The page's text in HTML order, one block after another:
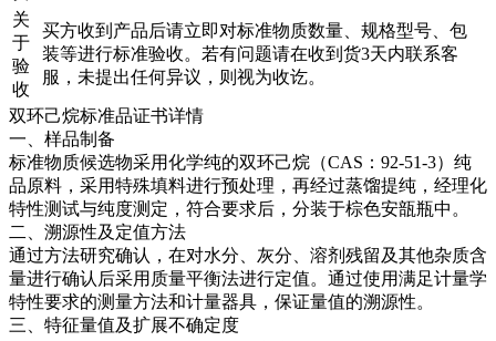
关
于
验
收
买方收到产品后请立即对标准物质数量、规格型号、包
装等进行标准验收。若有问题请在收到货3天内联系客
服，未提出任何异议，则视为收讫。
双环己烷标准品证书详情
一、样品制备
标准物质候选物采用化学纯的双环己烷（CAS：92-51-3）纯
品原料，采用特殊填料进行预处理，再经过蒸馏提纯，经理化
特性测试与纯度测定，符合要求后，分装于棕色安瓿瓶中。
二、溯源性及定值方法
通过方法研究确认，在对水分、灰分、溶剂残留及其他杂质含
量进行确认后采用质量平衡法进行定值。通过使用满足计量学
特性要求的测量方法和计量器具，保证量值的溯源性。
三、特征量值及扩展不确定度